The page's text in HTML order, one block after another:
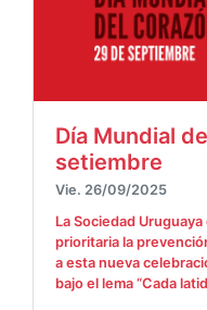
Día Mundial
setiembre
Vie. 26/09/2025
La Sociedad
prioritaria la
a esta nueva
bajo el lema “Cada